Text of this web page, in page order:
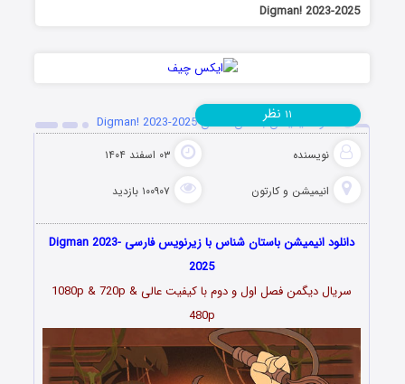
Digman! 2023-2025
دانلود انیمیشن باستان شناس Digman! 2023-2025
نویسنده ۰۳ اسفند ۱۴۰۴
انیمیشن و کارتون ۱۰۰۹۰۷ بازدید
۱۱ نظر
دانلود انیمیشن باستان شناس با زیرنویس فارسی Digman 2023-
2025
سریال دیگمن فصل اول و دوم
با کیفیت عالی 1080p & 720p &
480p